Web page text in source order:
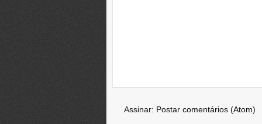
Assinar: Postar comentários (Atom)